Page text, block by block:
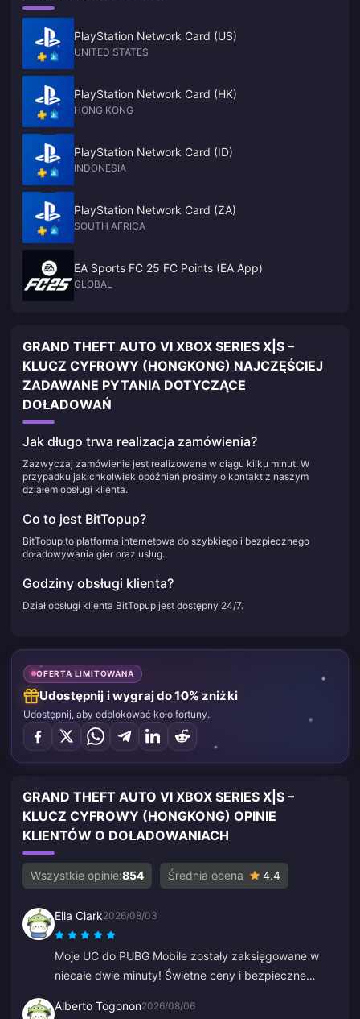
PlayStation Network Card (US)
UNITED STATES
PlayStation Network Card (HK)
HONG KONG
PlayStation Network Card (ID)
INDONESIA
PlayStation Network Card (ZA)
SOUTH AFRICA
EA Sports FC 25 FC Points (EA App)
GLOBAL
GRAND THEFT AUTO VI XBOX SERIES X|S –
KLUCZ CYFROWY (HONGKONG) NAJCZĘŚCIEJ
ZADAWANE PYTANIA DOTYCZĄCE
DOŁADOWAŃ
Jak długo trwa realizacja zamówienia?
Zazwyczaj zamówienie jest realizowane w ciągu kilku minut. W
przypadku jakichkolwiek opóźnień prosimy o kontakt z naszym
działem obsługi klienta.
Co to jest BitTopup?
BitTopup to platforma internetowa do szybkiego i bezpiecznego
doładowywania gier oraz usług.
Godziny obsługi klienta?
Dział obsługi klienta BitTopup jest dostępny 24/7.
OFERTA LIMITOWANA
Udostępnij i wygraj do 10% zniżki
Udostępnij, aby odblokować koło fortuny.
GRAND THEFT AUTO VI XBOX SERIES X|S –
KLUCZ CYFROWY (HONGKONG) OPINIE
KLIENTÓW O DOŁADOWANIACH
Wszystkie opinie:854 Średnia ocena 4.4
Ella Clark2026/08/03
Moje UC do PUBG Mobile zostały zaksięgowane w
niecałe dwie minuty! Świetne ceny i bezpieczne
żadnych problemów. Gorąco polecam.
Alberto Togonon2026/08/06